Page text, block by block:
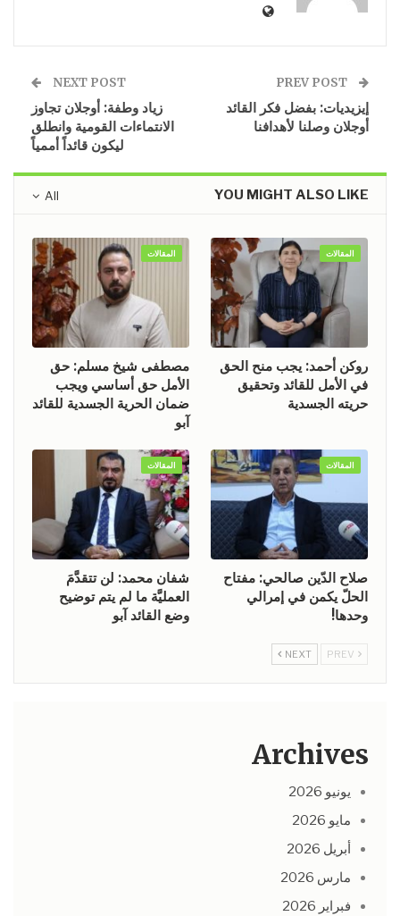
إيزيديات: بفضل فكر القائد
أوجلان وصلنا لأهدافنا
NEXT POST
زياد وطفة: أوجلان تجاوز
الانتماءات القومية وانطلق
ليكون قائداً أممياً
All YOU MIGHT ALSO LIKE
المقالات
روكن أحمد: يجب منح الحق
في الأمل للقائد وتحقيق
حريته الجسدية
المقالات
مصطفى شيخ مسلم: حق
الأمل حق أساسي ويجب
ضمان الحرية الجسدية للقائد
آبو
المقالات
صلاح الدّين صالحي: مفتاح
الحلّ يكمن في إمرالي
وحدها!
المقالات
شفان محمد: لن تتقدَّمَ
العمليَّة ما لم يتم توضيح
وضع القائد آبو
NEXT
Archives
يونيو 2026
مايو 2026
أبريل 2026
مارس 2026
فبراير 2026